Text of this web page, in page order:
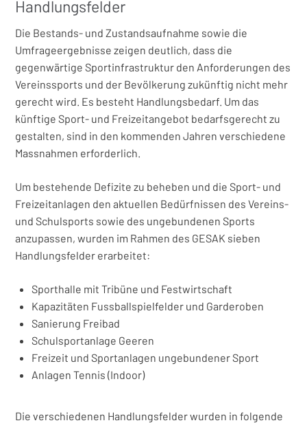
Handlungsfelder
Die Bestands- und Zustandsaufnahme sowie die
Umfrageergebnisse zeigen deutlich, dass die
gegenwärtige Sportinfrastruktur den Anforderungen des
Vereinssports und der Bevölkerung zukünftig nicht mehr
gerecht wird. Es besteht Handlungsbedarf. Um das
künftige Sport- und Freizeitangebot bedarfsgerecht zu
gestalten, sind in den kommenden Jahren verschiedene
Massnahmen erforderlich.
Um bestehende Defizite zu beheben und die Sport- und
Freizeitanlagen den aktuellen Bedürfnissen des Vereins-
und Schulsports sowie des ungebundenen Sports
anzupassen, wurden im Rahmen des GESAK sieben
Handlungsfelder erarbeitet:
Sporthalle mit Tribüne und Festwirtschaft
Kapazitäten Fussballspielfelder und Garderoben
Sanierung Freibad
Schulsportanlage Geeren
Freizeit und Sportanlagen ungebundener Sport
Anlagen Tennis (Indoor)
Die verschiedenen Handlungsfelder wurden in folgende